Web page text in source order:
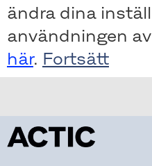
ändra dina
användningen
här.